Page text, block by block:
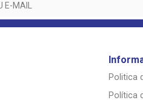
Politica
Política